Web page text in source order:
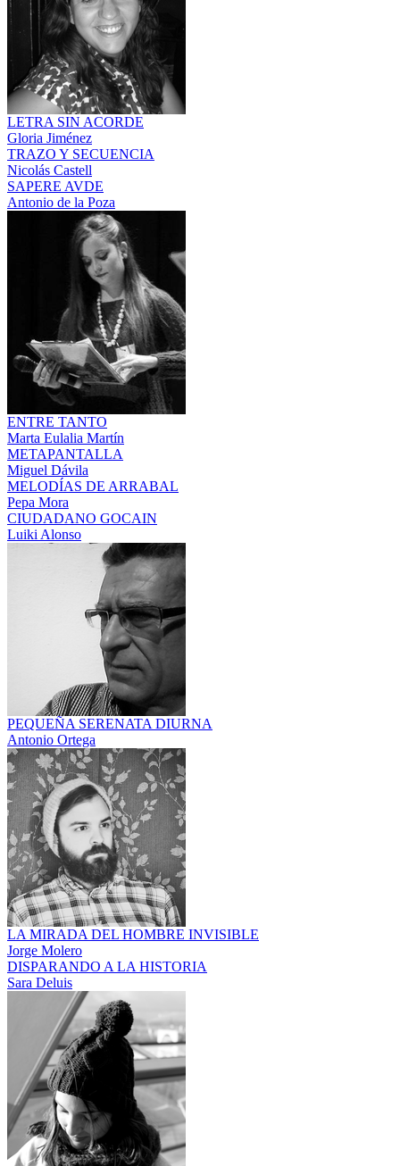
LETRA SIN ACORDE
Gloria Jiménez
TRAZO Y SECUENCIA
Nicolás Castell
SAPERE AVDE
Antonio de la Poza
ENTRE TANTO
Marta Eulalia Martín
METAPANTALLA
Miguel Dávila
MELODÍAS DE ARRABAL
Pepa Mora
CIUDADANO GOCAIN
Luiki Alonso
PEQUEÑA SERENATA DIURNA
Antonio Ortega
LA MIRADA DEL HOMBRE INVISIBLE
Jorge Molero
DISPARANDO A LA HISTORIA
Sara Deluis